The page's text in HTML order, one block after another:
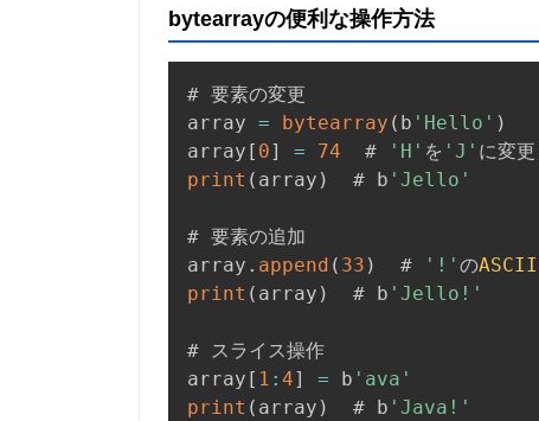
bytearrayの便利な操作方法
# 要素の変更
array = bytearray ( b 'Hello' )
array [ 0] = 74
  #
'H' を 'J'
print ( array )
  # b
'Jello'
# 要素の追加
array . append ( 33 )
  #
'!' のASCII
print ( array )
  # b
'Jello!'
# スライス操作
array [ 1 : 4] = b 'ava'
print ( array )
  # b
'Java!'